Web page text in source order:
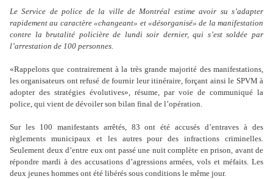
Le Service de police de la ville de Montréal estime avoir su s’adapter
rapidement au caractère «changeant» et «désorganisé» de la manifestation
contre la brutalité policière de lundi soir dernier, qui s’est soldée par
l’arrestation de 100 personnes.
«Rappelons que contrairement à la très grande majorité des manifestations,
les organisateurs ont refusé de fournir leur itinéraire, forçant ainsi le SPVM à
adopter des stratégies évolutives», résume, par voie de communiqué la
police, qui vient de dévoiler son bilan final de l’opération.
Sur les 100 manifestants arrêtés, 83 ont été accusés d’entraves à des
règlements municipaux et les autres pour des infractions criminelles.
Seulement deux d’entre eux ont passé une nuit complète en prison, avant de
répondre mardi à des accusations d’agressions armées, vols et méfaits. Les
deux jeunes hommes ont été libérés sous conditions le même jour.